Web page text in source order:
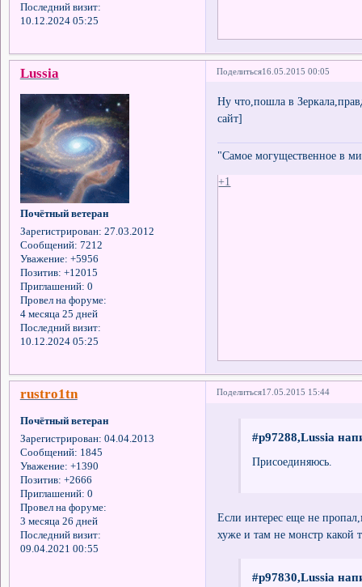
Последний визит:
10.12.2024 05:25
Поделиться16.05.2015 00:05
Lussia
Почётный ветеран
Зарегистрирован: 27.03.2012
Сообщений: 7212
Уважение: +5956
Позитив: +12015
Приглашений: 0
Провел на форуме:
4 месяца 25 дней
Последний визит:
10.12.2024 05:25
Ну что,пошла в
сайт]
"Самое могущественное в
+1
Поделиться17.05.2015 15:44
rustro1tn
Почётный ветеран
Зарегистрирован: 04.04.2013
Сообщений: 1845
Уважение: +1390
Позитив: +2666
Приглашений: 0
Провел на форуме:
3 месяца 26 дней
Последний визит:
09.04.2021 00:55
#p97288,Lussia
Присоединяюсь.
Если интерес еще не
хуже и там не монстр какой
#p97830,Lussia